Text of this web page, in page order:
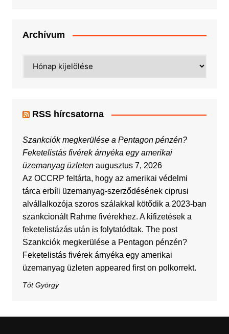
Archívum
RSS hírcsatorna
Szankciók megkerülése a Pentagon pénzén?
Feketelistás fivérek árnyéka egy amerikai
üzemanyag üzleten augusztus 7, 2026
Az OCCRP feltárta, hogy az amerikai védelmi
tárca erbíli üzemanyag-szerződésének ciprusi
alvállalkozója szoros szálakkal kötődik a 2023-ban
szankcionált Rahme fivérekhez. A kifizetések a
feketelistázás után is folytatódtak. The post
Szankciók megkerülése a Pentagon pénzén?
Feketelistás fivérek árnyéka egy amerikai
üzemanyag üzleten appeared first on polkorrekt.
Tót György